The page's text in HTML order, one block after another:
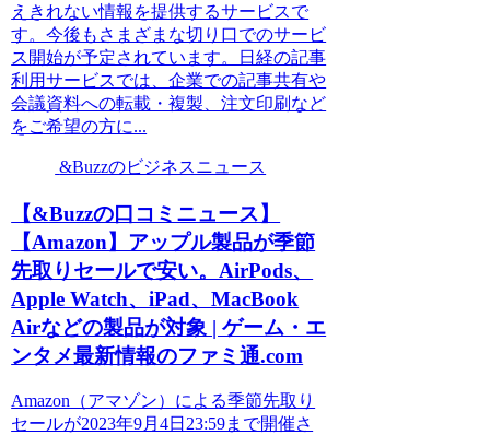
えきれない情報を提供するサービスで
す。今後もさまざまな切り口でのサービ
ス開始が予定されています。日経の記事
利用サービスでは、企業での記事共有や
会議資料への転載・複製、注文印刷など
をご希望の方に...
&Buzzのビジネスニュース
【&Buzzの口コミニュース】
【Amazon】アップル製品が季節
先取りセールで安い。AirPods、
Apple Watch、iPad、MacBook
Airなどの製品が対象 | ゲーム・エ
ンタメ最新情報のファミ通.com
Amazon（アマゾン）による季節先取り
セールが2023年9月4日23:59まで開催さ